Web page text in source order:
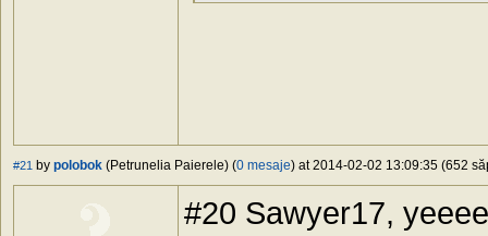
#21 by polobok (Petrunelia Paierele) (0 mesaje) at 2014-02-02 13:09:35 (652
#20 Sawyer17,